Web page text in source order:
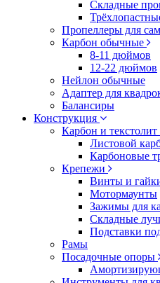
Складные
Пропеллеры для
Карбон обычные
8-11 дюймов
12-22 дюймов
Нейлон обычные
Адаптер для
Балансиры
Конструкция
Карбон и текстолит
Листовой
Карбоновые
Крепежи
Винты и
Мотормаунты
Зажимы для
Складные
Подставки
Рамы
Посадочные опоры